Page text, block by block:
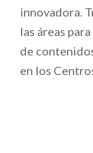
innovadora.
las áreas
de
en los